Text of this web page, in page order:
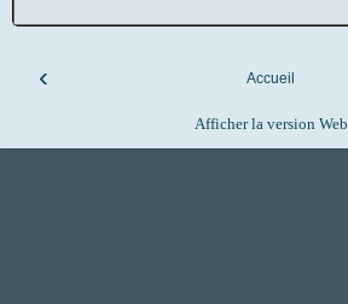
‹ Accueil
Afficher la version Web